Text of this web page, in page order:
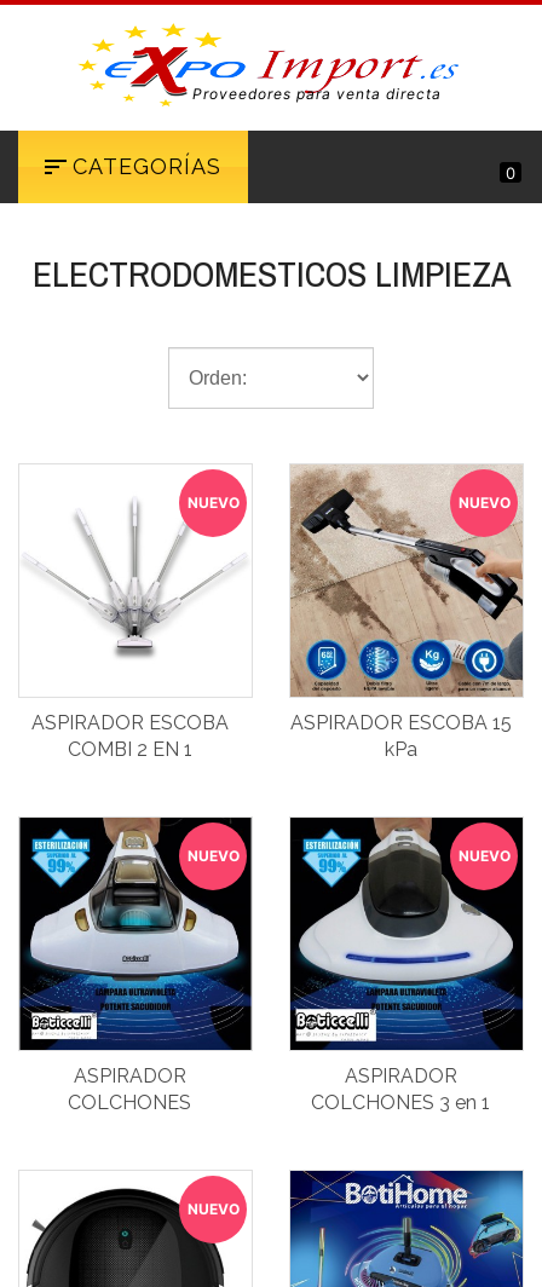
Proveedores para venta directa
CATEGORÍAS 0
ELECTRODOMESTICOS LIMPIEZA
NUEVO
ASPIRADOR ESCOBA
COMBI 2 EN 1
NUEVO
ASPIRADOR ESCOBA 15
kPa
NUEVO
ASPIRADOR
COLCHONES
NUEVO
ASPIRADOR
COLCHONES 3 en 1
NUEVO